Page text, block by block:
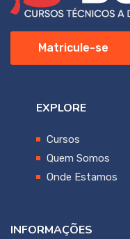
Matricule-se
EXPLORE
Cursos
Quem Somos
Onde Estamos
INFORMAÇÕES